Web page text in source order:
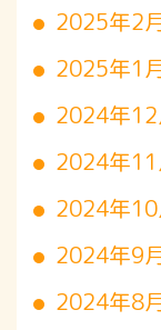
2025年2
2025年1
2024年12
2024年11
2024年10
2024年9
2024年8